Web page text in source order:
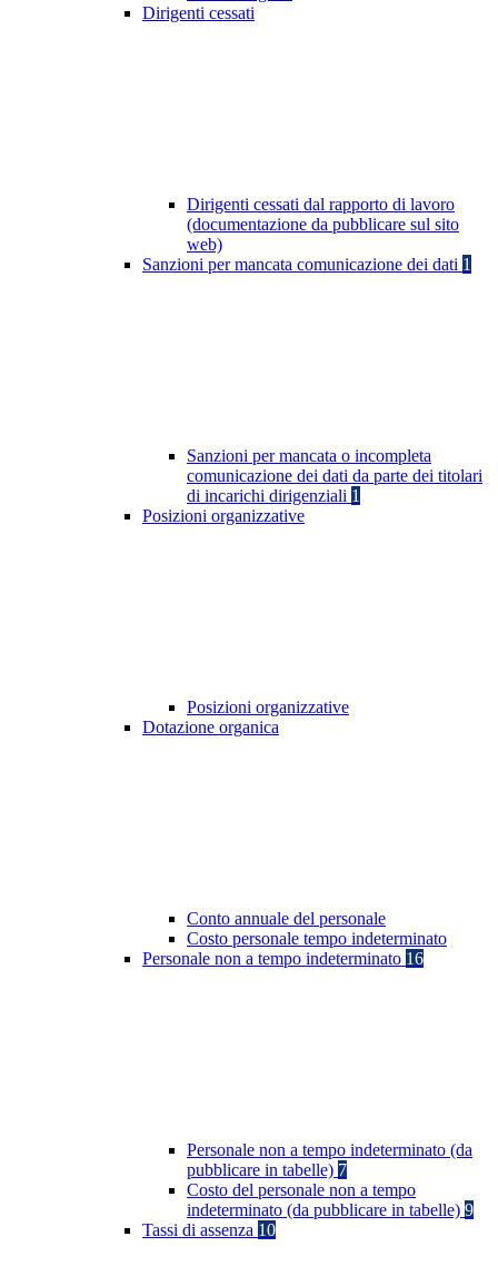
Dirigenti cessati
Dirigenti cessati dal rapporto di lavoro
(documentazione da pubblicare sul sito
web)
Sanzioni per mancata comunicazione dei dati 1
Sanzioni per mancata o incompleta
comunicazione dei dati da parte dei titolari
di incarichi dirigenziali 1
Posizioni organizzative
Posizioni organizzative
Dotazione organica
Conto annuale del personale
Costo personale tempo indeterminato
Personale non a tempo indeterminato 16
Personale non a tempo indeterminato (da
pubblicare in tabelle) 7
Costo del personale non a tempo
indeterminato (da pubblicare in tabelle) 9
Tassi di assenza 10